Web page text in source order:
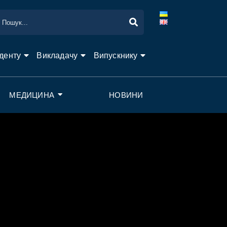
Викладачу Випускнику
МЕДИЦИНА НОВИНИ